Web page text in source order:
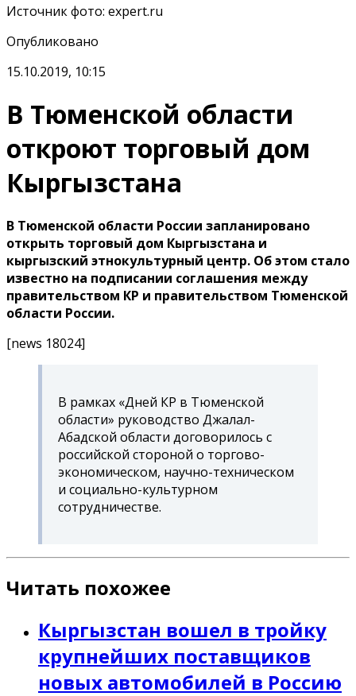
Источник фото: expert.ru
Опубликовано
15.10.2019, 10:15
В Тюменской области
откроют торговый дом
Кыргызстана
В Тюменской области России запланировано
открыть торговый дом Кыргызстана и
кыргызский этнокультурный центр. Об этом стало
известно на подписании соглашения между
правительством КР и правительством Тюменской
области России.
[news 18024]
В рамках «Дней КР в Тюменской
области» руководство Джалал-
Абадской области договорилось с
российской стороной о торгово-
экономическом, научно-техническом
и социально-культурном
сотрудничестве.
Читать похожее
Кыргызстан вошел в тройку
крупнейших поставщиков
новых автомобилей в Россию